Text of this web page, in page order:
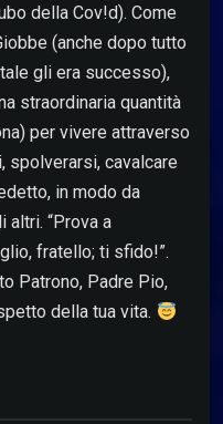
della Cov!d). Come
(anche dopo tutto
gli era successo),
straordinaria quantità
per vivere attraverso
spolverarsi, cavalcare
in modo da
altri. “Prova a
fratello; ti sfido!”.
Patrono, Padre Pio,
della tua vita.